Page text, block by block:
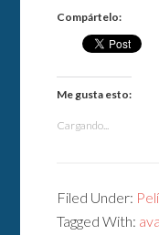
Compártelo:
Me gusta esto:
Cargando...
Filed Under:
Tagged With: